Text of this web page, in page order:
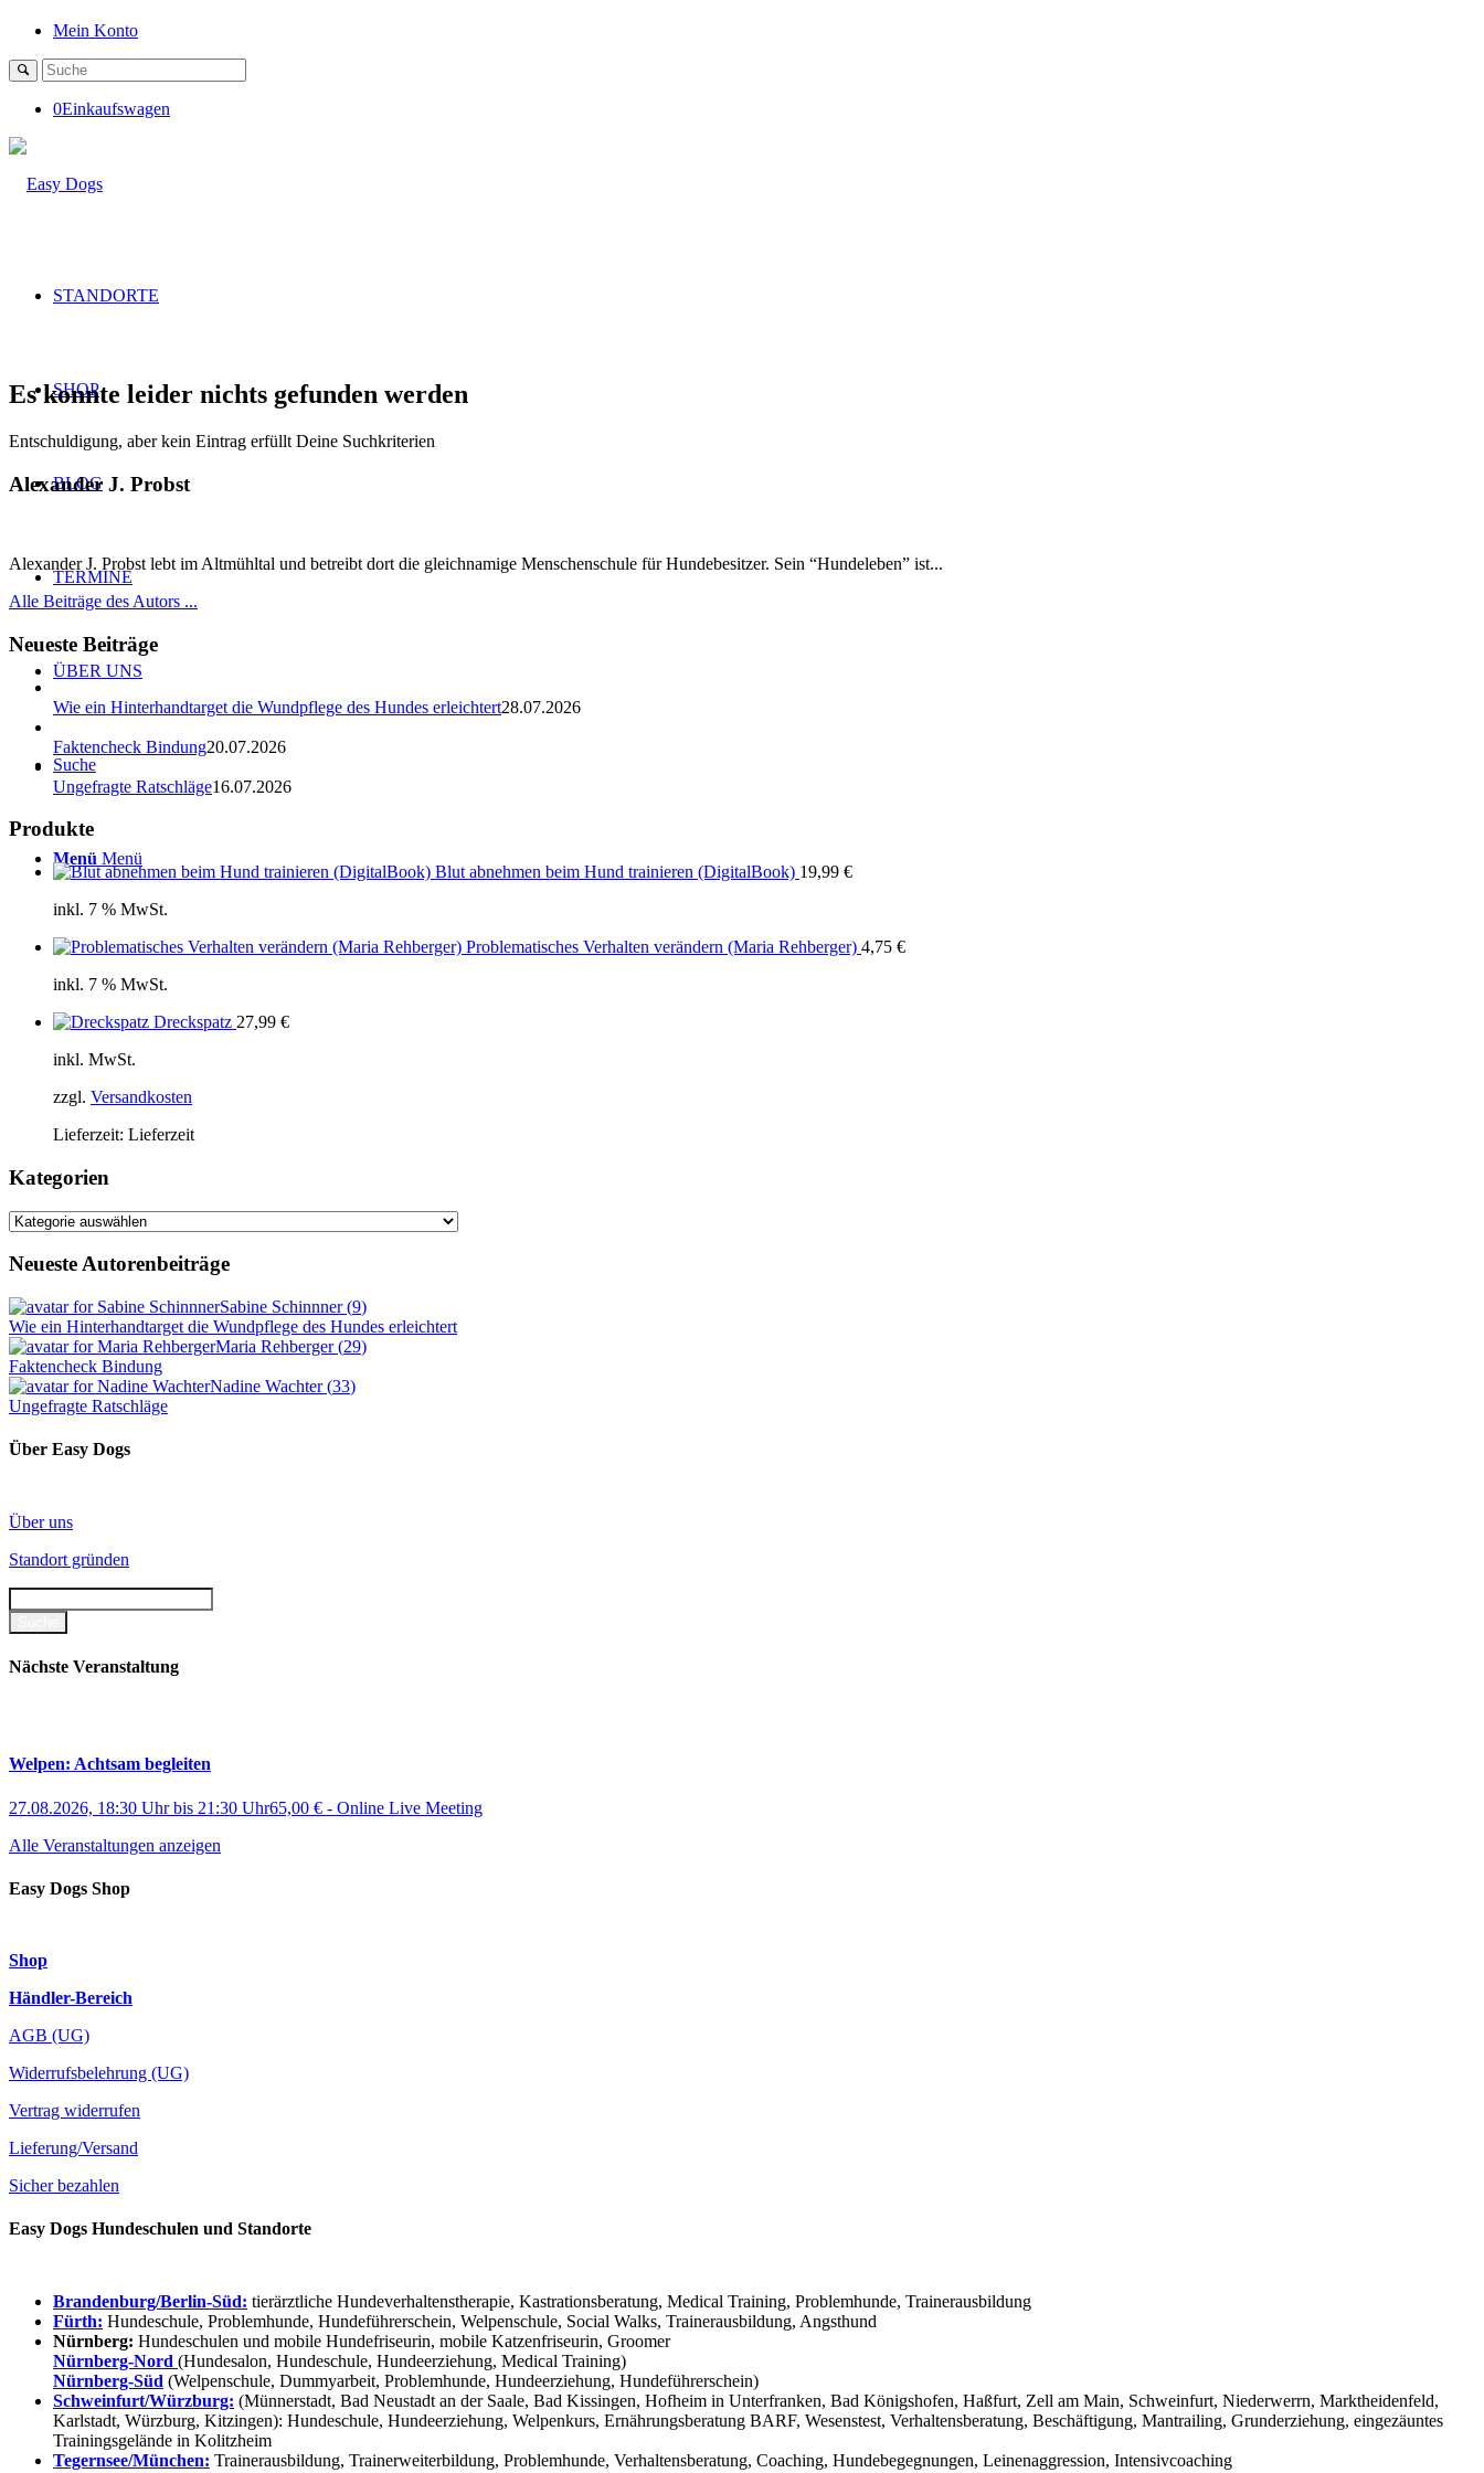
Mein Konto
0Einkaufswagen
STANDORTE
SHOP
BLOG
TERMINE
ÜBER UNS
Suche
Menü Menü
Es konnte leider nichts gefunden werden
Entschuldigung, aber kein Eintrag erfüllt Deine Suchkriterien
Alexander J. Probst
Alexander J. Probst lebt im Altmühltal und betreibt dort die gleichnamige Menschenschule für Hundebesitzer. Sein “Hundeleben” ist...
Alle Beiträge des Autors ...
Neueste Beiträge
Wie ein Hinterhandtarget die Wundpflege des Hundes erleichtert28.07.2026
Faktencheck Bindung20.07.2026
Ungefragte Ratschläge16.07.2026
Produkte
Blut abnehmen beim Hund trainieren (DigitalBook) 19,99 €
inkl. 7 % MwSt.
Problematisches Verhalten verändern (Maria Rehberger) 4,75 €
inkl. 7 % MwSt.
Dreckspatz 27,99 €
inkl. MwSt.
zzgl. Versandkosten
Lieferzeit: Lieferzeit
Kategorien
Kategorien
Neueste Autorenbeiträge
Sabine Schinnner(9)
Wie ein Hinterhandtarget die Wundpflege des Hundes erleichtert
Maria Rehberger(29)
Faktencheck Bindung
Nadine Wachter(33)
Ungefragte Ratschläge
Über Easy Dogs
Über uns
Standort gründen
Nächste Veranstaltung
Welpen: Achtsam begleiten
27.08.2026, 18:30 Uhrbis 21:30 Uhr65,00 € - Online Live Meeting
Alle Veranstaltungen anzeigen
Easy Dogs Shop
Shop
Händler-Bereich
AGB (UG)
Widerrufsbelehrung (UG)
Vertrag widerrufen
Lieferung/Versand
Sicher bezahlen
Easy Dogs Hundeschulen und Standorte
Brandenburg/Berlin-Süd: tierärztliche Hundeverhaltenstherapie, Kastrationsberatung, Medical Training, Problemhunde, Trainerausbildung
Fürth: Hundeschule, Problemhunde, Hundeführerschein, Welpenschule, Social Walks, Trainerausbildung, Angsthund
Nürnberg: Hundeschulen und mobile Hundefriseurin, mobile Katzenfriseurin, Groomer
Nürnberg-Nord (Hundesalon, Hundeschule, Hundeerziehung, Medical Training)
Nürnberg-Süd (Welpenschule, Dummyarbeit, Problemhunde, Hundeerziehung, Hundeführerschein)
Schweinfurt/Würzburg: (Münnerstadt, Bad Neustadt an der Saale, Bad Kissingen, Hofheim in Unterfranken, Bad Königshofen, Haßfurt, Zell am Main, Schweinfurt, Niederwerrn, Marktheidenfeld,
Karlstadt, Würzburg, Kitzingen): Hundeschule, Hundeerziehung, Welpenkurs, Ernährungsberatung BARF, Wesenstest, Verhaltensberatung, Beschäftigung, Mantrailing, Grunderziehung, eingezäuntes
Trainingsgelände in Kolitzheim
Tegernsee/München: Trainerausbildung, Trainerweiterbildung, Problemhunde, Verhaltensberatung, Coaching, Hundebegegnungen, Leinenaggression, Intensivcoaching